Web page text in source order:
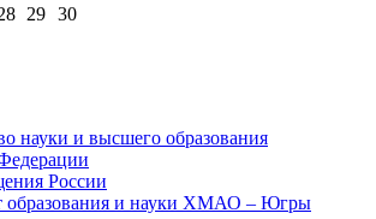
29 30
науки и высшего образования
России
образования и науки ХМАО – Югры